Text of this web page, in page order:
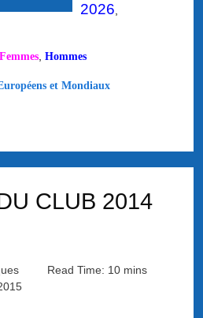
2026
Femmes Hommes
et Mondiaux
CLUB 2014
Read Time: 10 mins